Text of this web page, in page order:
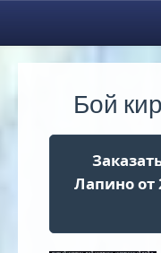
Бой
Лапино от